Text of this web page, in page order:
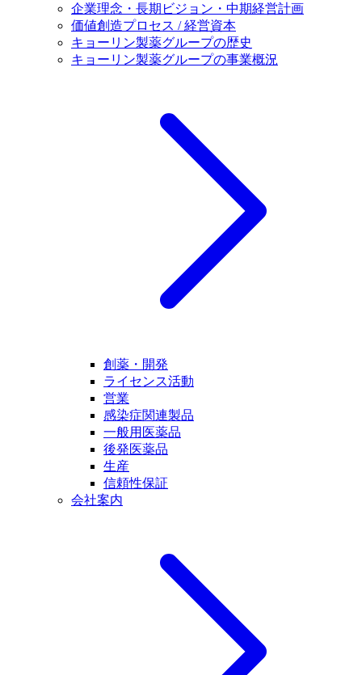
企業理念・長期ビジョン・中期経営計画
価値創造プロセス / 経営資本
キョーリン製薬グループの歴史
キョーリン製薬グループの事業概況
創薬・開発
ライセンス活動
営業
感染症関連製品
一般用医薬品
後発医薬品
生産
信頼性保証
会社案内